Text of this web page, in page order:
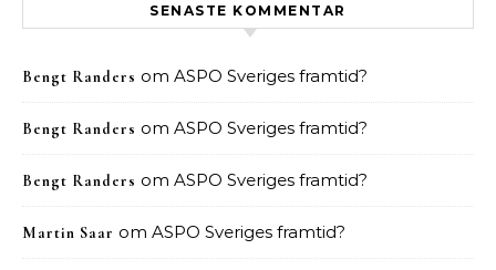
SENASTE KOMMENTAR
Bengt Randers om ASPO Sveriges framtid?
Bengt Randers om ASPO Sveriges framtid?
Bengt Randers om ASPO Sveriges framtid?
Martin Saar om ASPO Sveriges framtid?